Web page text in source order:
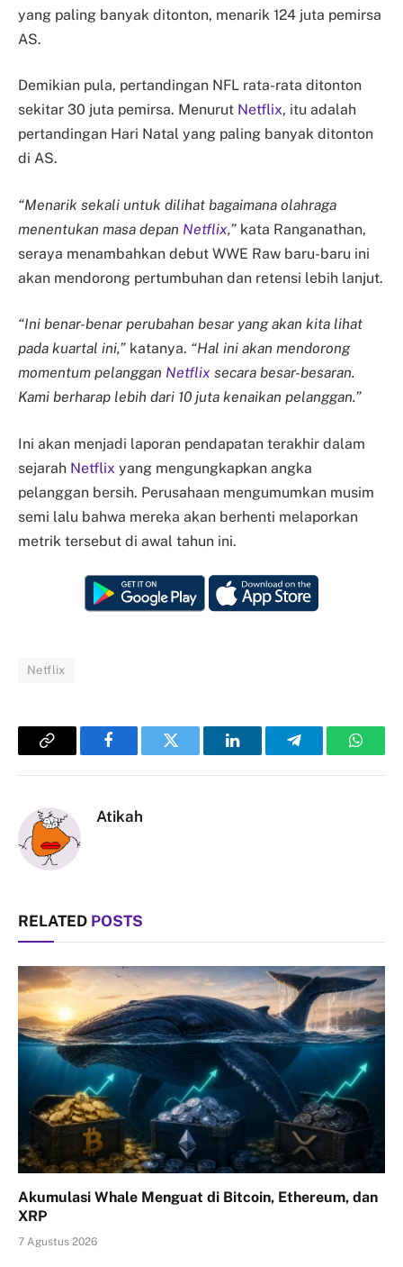
yang paling banyak ditonton, menarik 124 juta pemirsa
AS.
Demikian pula, pertandingan NFL rata-rata ditonton
sekitar 30 juta pemirsa. Menurut Netflix, itu adalah
pertandingan Hari Natal yang paling banyak ditonton
di AS.
“Menarik sekali untuk dilihat bagaimana olahraga
menentukan masa depan Netflix,” kata Ranganathan,
seraya menambahkan debut WWE Raw baru-baru ini
akan mendorong pertumbuhan dan retensi lebih lanjut.
“Ini benar-benar perubahan besar yang akan kita lihat
pada kuartal ini,” katanya. “Hal ini akan mendorong
momentum pelanggan Netflix secara besar-besaran.
Kami berharap lebih dari 10 juta kenaikan pelanggan.”
Ini akan menjadi laporan pendapatan terakhir dalam
sejarah Netflix yang mengungkapkan angka
pelanggan bersih. Perusahaan mengumumkan musim
semi lalu bahwa mereka akan berhenti melaporkan
metrik tersebut di awal tahun ini.
Netflix
Copy
FacebookTwitter LinkedInTelegram
Atikah
RELATED POSTS
Akumulasi Whale Menguat di Bitcoin, Ethereum, dan
XRP
7 Agustus 2026